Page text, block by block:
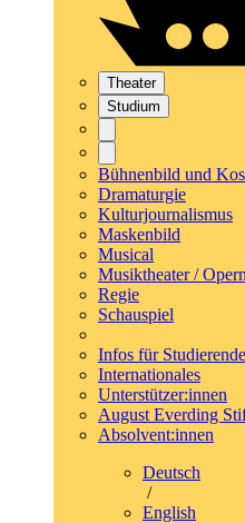
Theater
Studium
Bühnenbild und
Dramaturgie
Kulturjournalismus
Maskenbild
Musical
Musiktheater /
Regie
Schauspiel
Infos für Studierende
Internationales
Unterstützer:innen
August Everding
Absolvent:innen
Deutsch
/
English